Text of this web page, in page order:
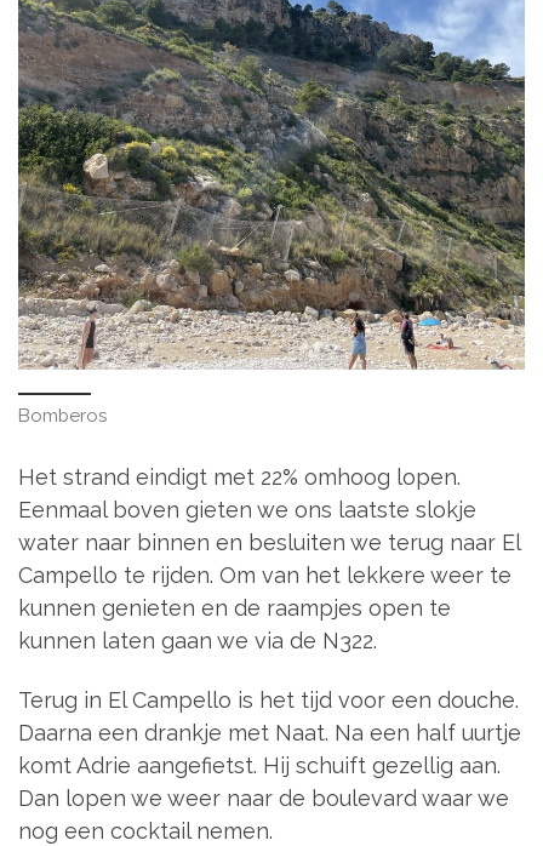
Bomberos
Het strand eindigt met 22% omhoog lopen.
Eenmaal boven gieten we ons laatste slokje
water naar binnen en besluiten we terug naar El
Campello te rijden. Om van het lekkere weer te
kunnen genieten en de raampjes open te
kunnen laten gaan we via de N322.
Terug in El Campello is het tijd voor een douche.
Daarna een drankje met Naat. Na een half uurtje
komt Adrie aangefietst. Hij schuift gezellig aan.
Dan lopen we weer naar de boulevard waar we
nog een cocktail nemen.